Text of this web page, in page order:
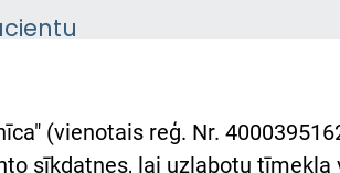
(vienotais reģ. Nr.
sīkdatnes, lai uzlabotu